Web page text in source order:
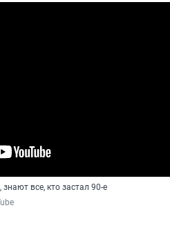
все, кто застал 90-е